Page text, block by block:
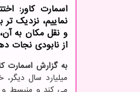
اسمارت کاور:
نماییم، نزدیک
و نقل مکان به
از نابودی نجات
به گزارش اسمارت
میلیارد سال